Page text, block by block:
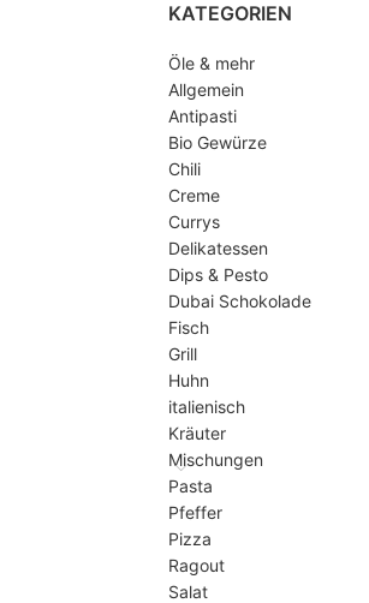
KATEGORIEN
Öle & mehr
Allgemein
Antipasti
Bio Gewürze
Chili
Creme
Currys
Delikatessen
Dips & Pesto
Dubai Schokolade
Fisch
Grill
Huhn
italienisch
Kräuter
Mischungen
Pasta
Pfeffer
Pizza
Ragout
Salat